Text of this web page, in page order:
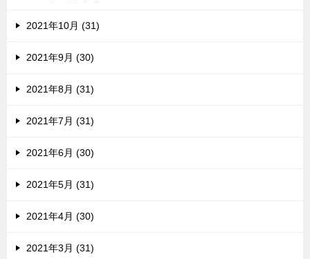
2021年10月 (31)
2021年9月 (30)
2021年8月 (31)
2021年7月 (31)
2021年6月 (30)
2021年5月 (31)
2021年4月 (30)
2021年3月 (31)